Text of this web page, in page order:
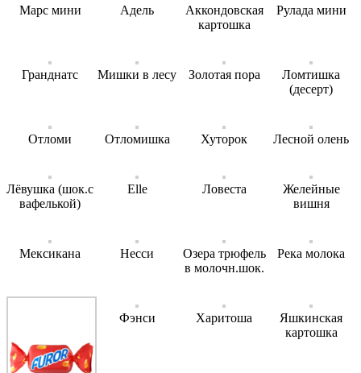
Марс мини Адель
Аккондовская
картошка
Рулада мини
Гранднатс Мишки в лесу Золотая пора
Ломтишка
(десерт)
Отломи Отломишка Хуторок Лесной олень
Лёвушка (шок.с
вафелькой)
Elle Ловеста
Желейные
вишня
Мексикана Несси
Озера трюфель
в молочн.шок.
Река молока
Фэнси Харитоша
Яшкинская
картошка